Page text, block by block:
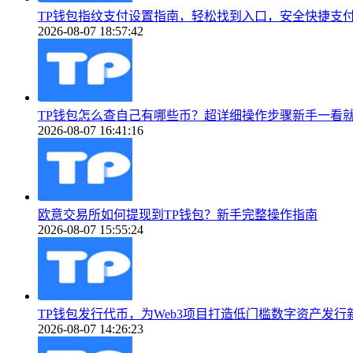
TP钱包指纹支付设置指南，轻松找到入口，安全快捷支
2026-08-07 18:57:42
TP钱包怎么查自己有哪些币？超详细操作步骤新手一看
2026-08-07 16:41:16
欧意交易所如何提现到TP钱包？新手完整操作指南
2026-08-07 15:55:24
TP钱包发行代币，为Web3项目打造低门槛数字资产发行
2026-08-07 14:26:23